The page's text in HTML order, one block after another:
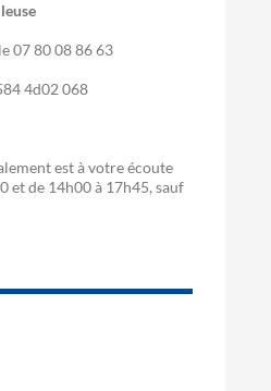
07 80 08 86 63
4d02 068
est à votre écoute
et de 14h00 à 17h45, sauf